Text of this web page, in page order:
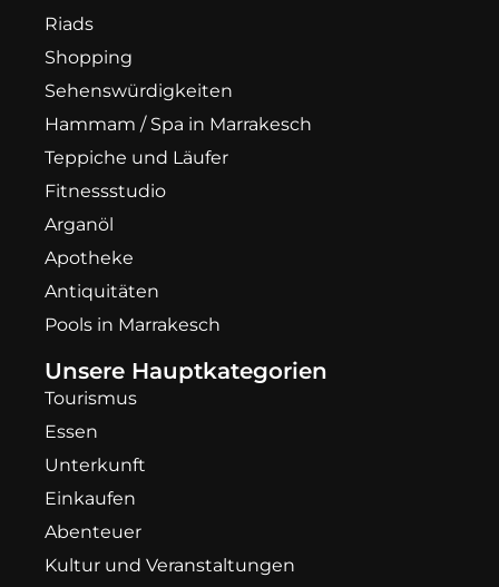
Riads
Shopping
Sehenswürdigkeiten
Hammam / Spa in Marrakesch
Teppiche und Läufer
Fitnessstudio
Arganöl
Apotheke
Antiquitäten
Pools in Marrakesch
Unsere Hauptkategorien
Tourismus
Essen
Unterkunft
Einkaufen
Abenteuer
Kultur und Veranstaltungen